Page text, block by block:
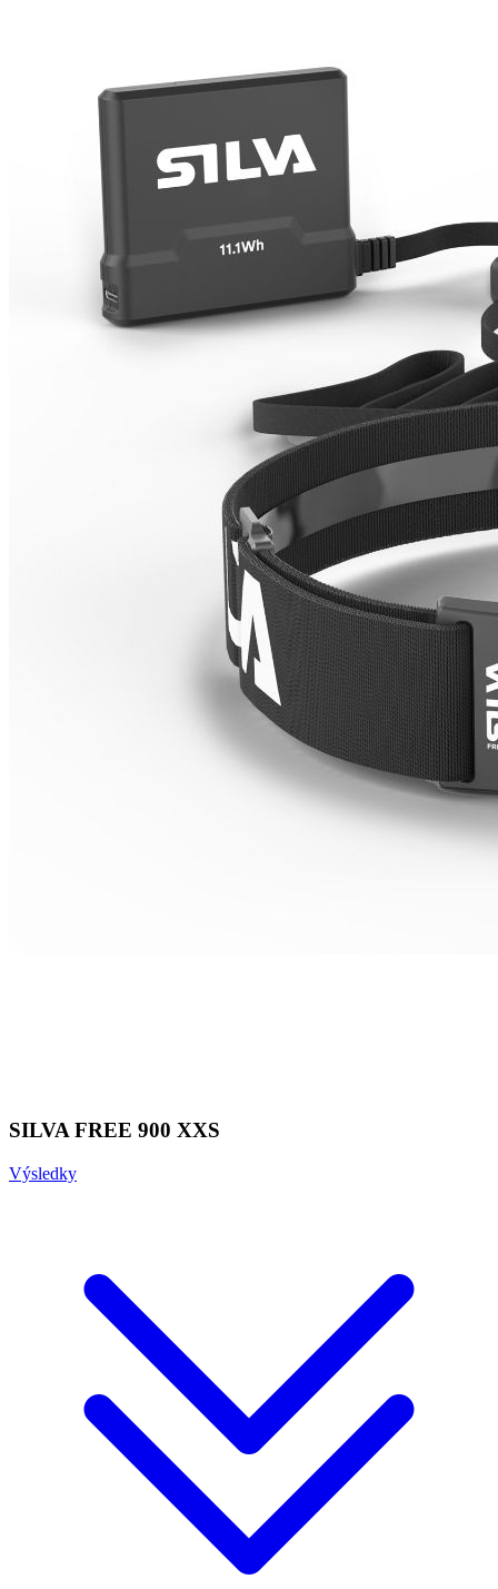
SILVA FREE 900 XXS
Výsledky